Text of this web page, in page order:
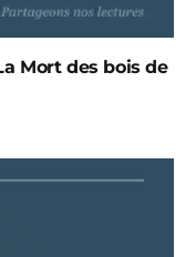
Mort des bois de